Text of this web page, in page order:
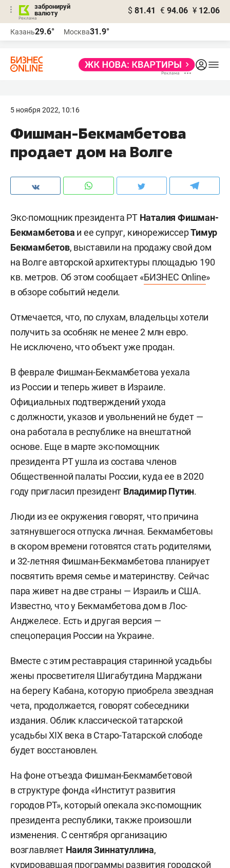
забронируй
валюту
$ 81.41 € 94.06 ¥ 12.06
Казань29.6° Москва31.9°
5 ноября 2022, 10:16
Фишман-Бекмамбетова
продает дом на Волге
Экс-помощник президента РТ Наталия Фишман-
Бекмамбетова и ее супруг, кинорежиссерТимур
Бекмамбетов, выставили на продажу свой дом
на Волге авторской архитектуры площадью 190
кв. метров. Об этом сообщает «БИЗНЕС Online»
в обзоре событий недели.
Отмечается, что, по слухам, владельцы хотели
получить за особняк не менее 2 млн евро.
Не исключено, что объект уже продан.
В феврале Фишман-Бекмамбетова уехала
из России и теперь живет в Израиле.
Официальных подтверждений ухода
с должности, указов и увольнений не будет —
она работала в республике на внештатной
основе. Еще в марте экс-помощник
президента РТ ушла из состава членов
Общественной палаты России, куда ее в 2020
году пригласил президент Владимир Путин.
Люди из ее окружения говорят, что причина
затянувшегося отпуска личная. Бекмамбетовы
в скором времени готовятся стать родителями,
и 32-летняя Фишман-Бекмамбетова планирует
посвятить время семье и материнству. Сейчас
пара живет на две страны — Израиль и США.
Известно, что у Бекмамбетова дом в Лос-
Анджелесе. Есть и другая версия —
спецоперация России на Украине.
Вместе с этим реставрация старинной усадьбы
жены просветителя Шигабутдина Марджани
на берегу Кабана, которую приобрела звездная
чета, продолжается, говорят собеседники
издания. Облик классической татарской
усадьбы XIX века в Старо-Татарской слободе
будет восстановлен.
На фоне отъезда Фишман-Бекмамбетовой
в структуре фонда «Институт развития
городов РТ», который опекала экс-помощник
президента республики, также произошли
изменения. С сентября организацию
возглавляет Наиля Зиннатуллина,
курировавшая программы развития городской